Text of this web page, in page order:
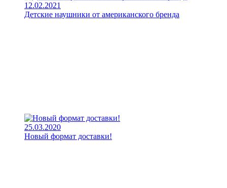
12.02.2021
Детские наушники от американского бренда
25.03.2020
Новый формат доставки!